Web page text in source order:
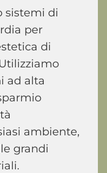
sistemi di
per
di
ad alta
ambiente,
grandi